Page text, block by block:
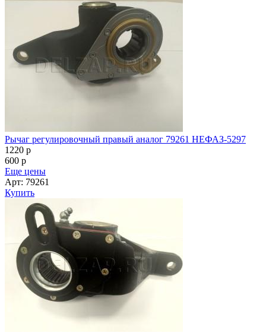
Рычаг регулировочный правый аналог 79261 НЕФАЗ-5297
1220 p
600 p
Еще цены
Арт: 79261
Купить